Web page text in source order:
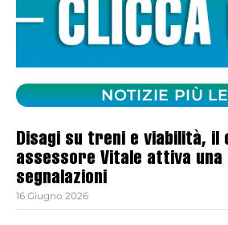
NOTIZIE PIÙ
Disagi su treni e viabilità, il
assessore Vitale attiva una
segnalazioni
16 Giugno 2026